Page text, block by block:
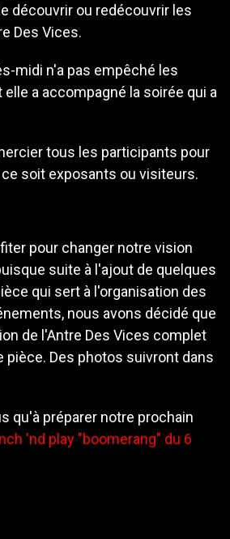
découvrir ou redécouvrir les
Des Vices.
midi n'a pas empêché les
a accompagné la soirée qui a
tous les participants pour
ce soit exposants ou visiteurs.
pour changer notre vision
suite à l'ajout de quelques
qui sert à l'organisation des
nous avons décidé que
de l'Antre Des Vices complet
pièce. Des photos suivront dans
qu'à préparer notre prochain
'nd play "boomerang" du 6